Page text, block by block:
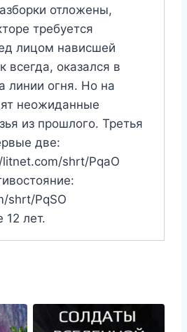
отложены,
требуется
лицом нависшей
всегда, оказался в
линии огня. Но на
неожиданные
из прошлого. Третья
две:
shrt/PqaO
shrt/PqSO
лет.